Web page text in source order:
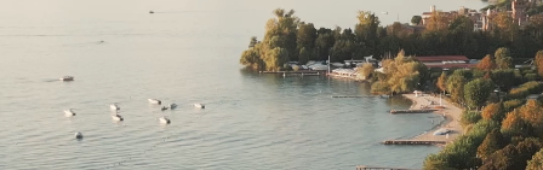
Service
Jobangebote
Restaurants